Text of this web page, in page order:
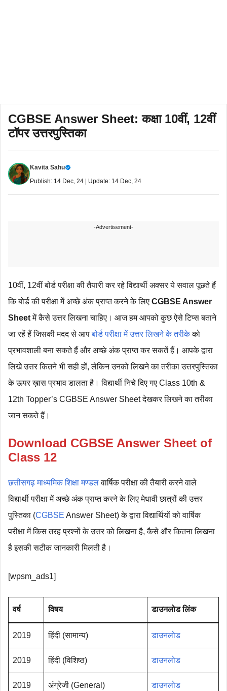
CGBSE Answer Sheet: कक्षा 10वीं, 12वीं
टॉपर उत्तरपुस्तिका
Kavita Sahu
Publish: 14 Dec, 24 | Update: 14 Dec, 24
-Advertisement-
10वीं, 12वीं बोर्ड परीक्षा की तैयारी कर रहे विद्यार्थी अक्सर ये सवाल पूछते हैं
कि बोर्ड की परीक्षा में अच्छे अंक प्राप्त करने के लिए CGBSE Answer
Sheetमें कैसे उत्तर लिखना चाहिए। आज हम आपको कुछ ऐसे टिप्स बताने
जा रहें हैं जिसकी मदद से आपबोर्ड परीक्षा में उत्तर लिखने के तरीकेको
प्रभावशाली बना सकते हैं और अच्छे अंक प्राप्त कर सकतें हैं। आपके द्वारा
लिखे उत्तर कितने भी सही हों, लेकिन उनको लिखने का तरीका उत्तरपुस्तिका
के ऊपर ख़ास प्रभाव डालता है। विद्यार्थी निचे दिए गए Class 10th &
12th Topper’s CGBSE Answer Sheet देखकर लिखने का तरीका
जान सकते हैं।
Download CGBSE Answer Sheet of
Class 12
छत्तीसगढ़ माध्यमिक शिक्षा मण्डलवार्षिक परीक्षा की तैयारी करने वाले
विद्यार्थी परीक्षा में अच्छे अंक प्राप्त करने के लिए मेधावी छात्रों की उत्तर
पुस्तिका (CGBSE Answer Sheet) के द्वारा विद्यार्थियों को वार्षिक
परीक्षा में किस तरह प्रश्नों के उत्तर को लिखना है, कैसे और कितना लिखना
है इसकी सटीक जानकारी मिलती है।
[wpsm_ads1]
वर्ष विषय डाउनलोड लिंक
2019 हिंदी (सामान्य) डाउनलोड
2019 हिंदी (विशिष्ठ) डाउनलोड
2019 अंग्रेजी (General) डाउनलोड